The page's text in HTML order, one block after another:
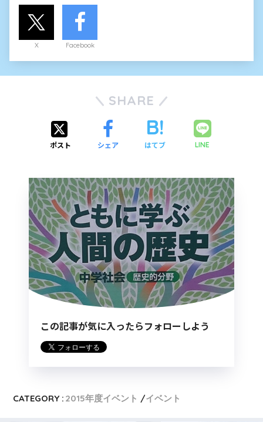
X Facebook
SHARE
ポスト シェア はてブ LINE
この記事が気に入ったらフォローしよう
CATEGORY : 2015年度イベント イベント